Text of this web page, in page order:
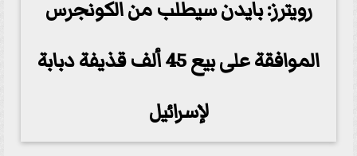
رويترز: بايدن سيطلب من الكونجرس
الموافقة على بيع 45 ألف قذيفة دبابة
لإسرائيل